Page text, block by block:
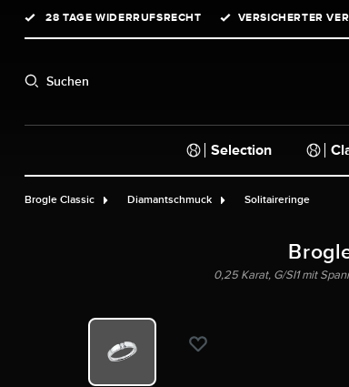
Zur Hauptnavigation springen
28 TAGE WIDERRUFSRECHT VERSICHERTER
Suchen
Selection
Brogle Classic Diamantschmuck Solitaireringe
0,25 Karat, G/SI1 mit